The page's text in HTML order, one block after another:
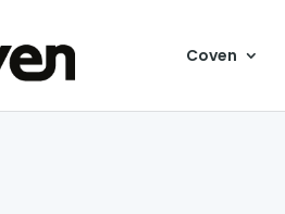
Coven